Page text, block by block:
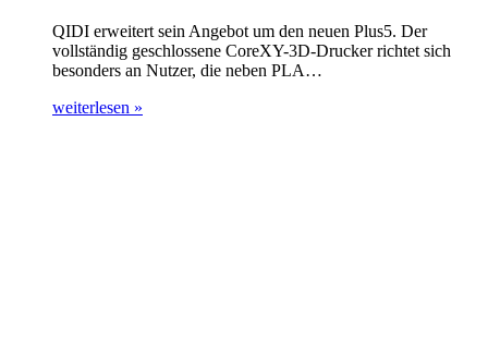
QIDI erweitert sein Angebot um den neuen Plus5. Der
vollständig geschlossene CoreXY-3D-Drucker richtet sich
besonders an Nutzer, die neben PLA…
weiterlesen »